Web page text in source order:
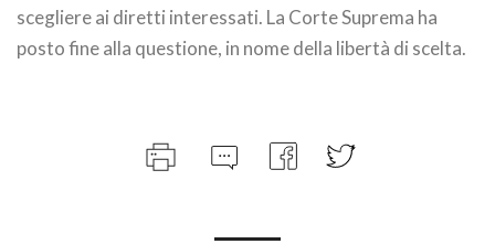
scegliere ai diretti interessati. La Corte Suprema ha
posto fine alla questione, in nome della libertà di scelta.